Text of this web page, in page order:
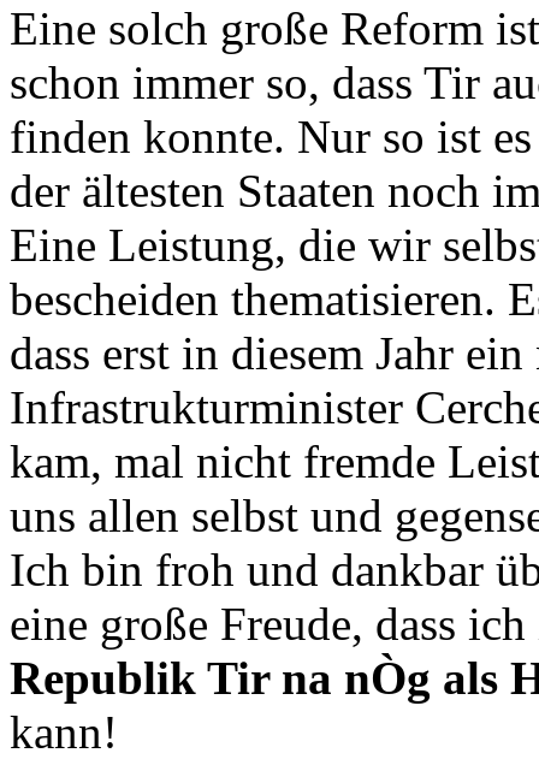
Eine solch große Reform
schon immer so, dass Tir
finden konnte. Nur so ist
der ältesten Staaten noch
Eine Leistung, die wir
bescheiden thematisieren.
dass erst in diesem Jahr
Infrastrukturminister
kam, mal nicht fremde
uns allen selbst und
Ich bin froh und dankbar
eine große Freude, dass
Republik Tir na nÒg als
kann!